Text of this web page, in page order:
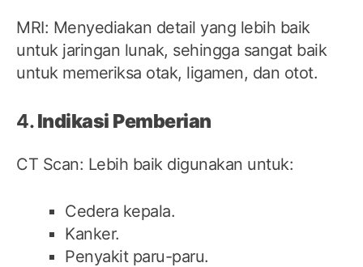
MRI: Menyediakan detail yang lebih baik
untuk jaringan lunak, sehingga sangat baik
untuk memeriksa otak, ligamen, dan otot.
4.Indikasi Pemberian
CT Scan: Lebih baik digunakan untuk:
Cedera kepala.
Kanker.
Penyakit paru-paru.